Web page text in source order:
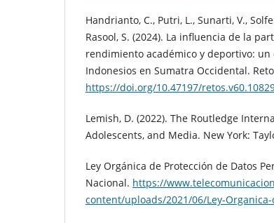
Handrianto, C., Putri, L., Sunarti, V.,
Rasool, S. (2024). La influencia de la
rendimiento académico y deportivo:
Indonesios en Sumatra Occidental.
https://doi.org/10.47197/
Lemish, D. (2022). The Routledge
Adolescents, and Media. New York:
Ley Orgánica de Protección de Datos
Nacional. https://
content/uploads/2021/06/Ley-